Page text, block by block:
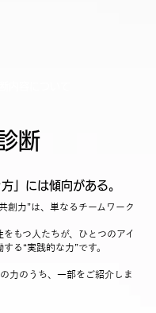
断
」には傾向がある。
創力”は、単なるチームワーク
もつ人たちが、ひとつのアイ
る“実践的な力”です。
力のうち、一部をご紹介しま